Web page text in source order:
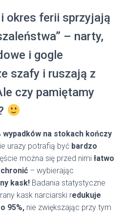
okres ferii sprzyjają
– narty,
i gogle
szafy i ruszają z
czy pamiętamy
wypadków na stokach kończy
urazy potrafią być bardzo
można się przed nimi łatwo
– wybierając
kask! Badania statystyczne
kask narciarski redukuje
95%, nie zwiększając przy tym